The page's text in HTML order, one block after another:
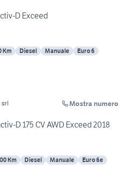
D Exceed
Km Diesel Manuale Euro 6
srl Mostra numero
D 175 CV AWD Exceed 2018
Km Diesel Manuale Euro 6e